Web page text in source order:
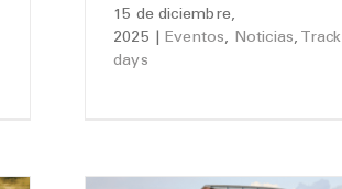
15 de diciembre,
2025
Eventos, Noticias, Track
days